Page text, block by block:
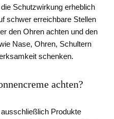
Schutzwirkung erheblich
schwer erreichbare Stellen
den Ohren achten und den
Nase, Ohren, Schultern
schenken.
achten?
Produkte